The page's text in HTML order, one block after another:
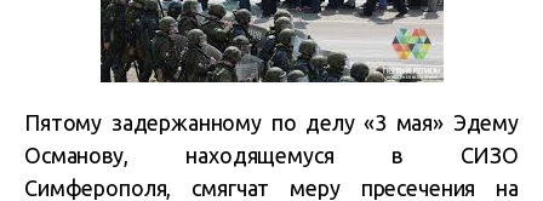
Пятому задержанному по делу «3 мая» Эдему
Османову, находящемуся в СИЗО
Симферополя, смягчат меру пресечения на